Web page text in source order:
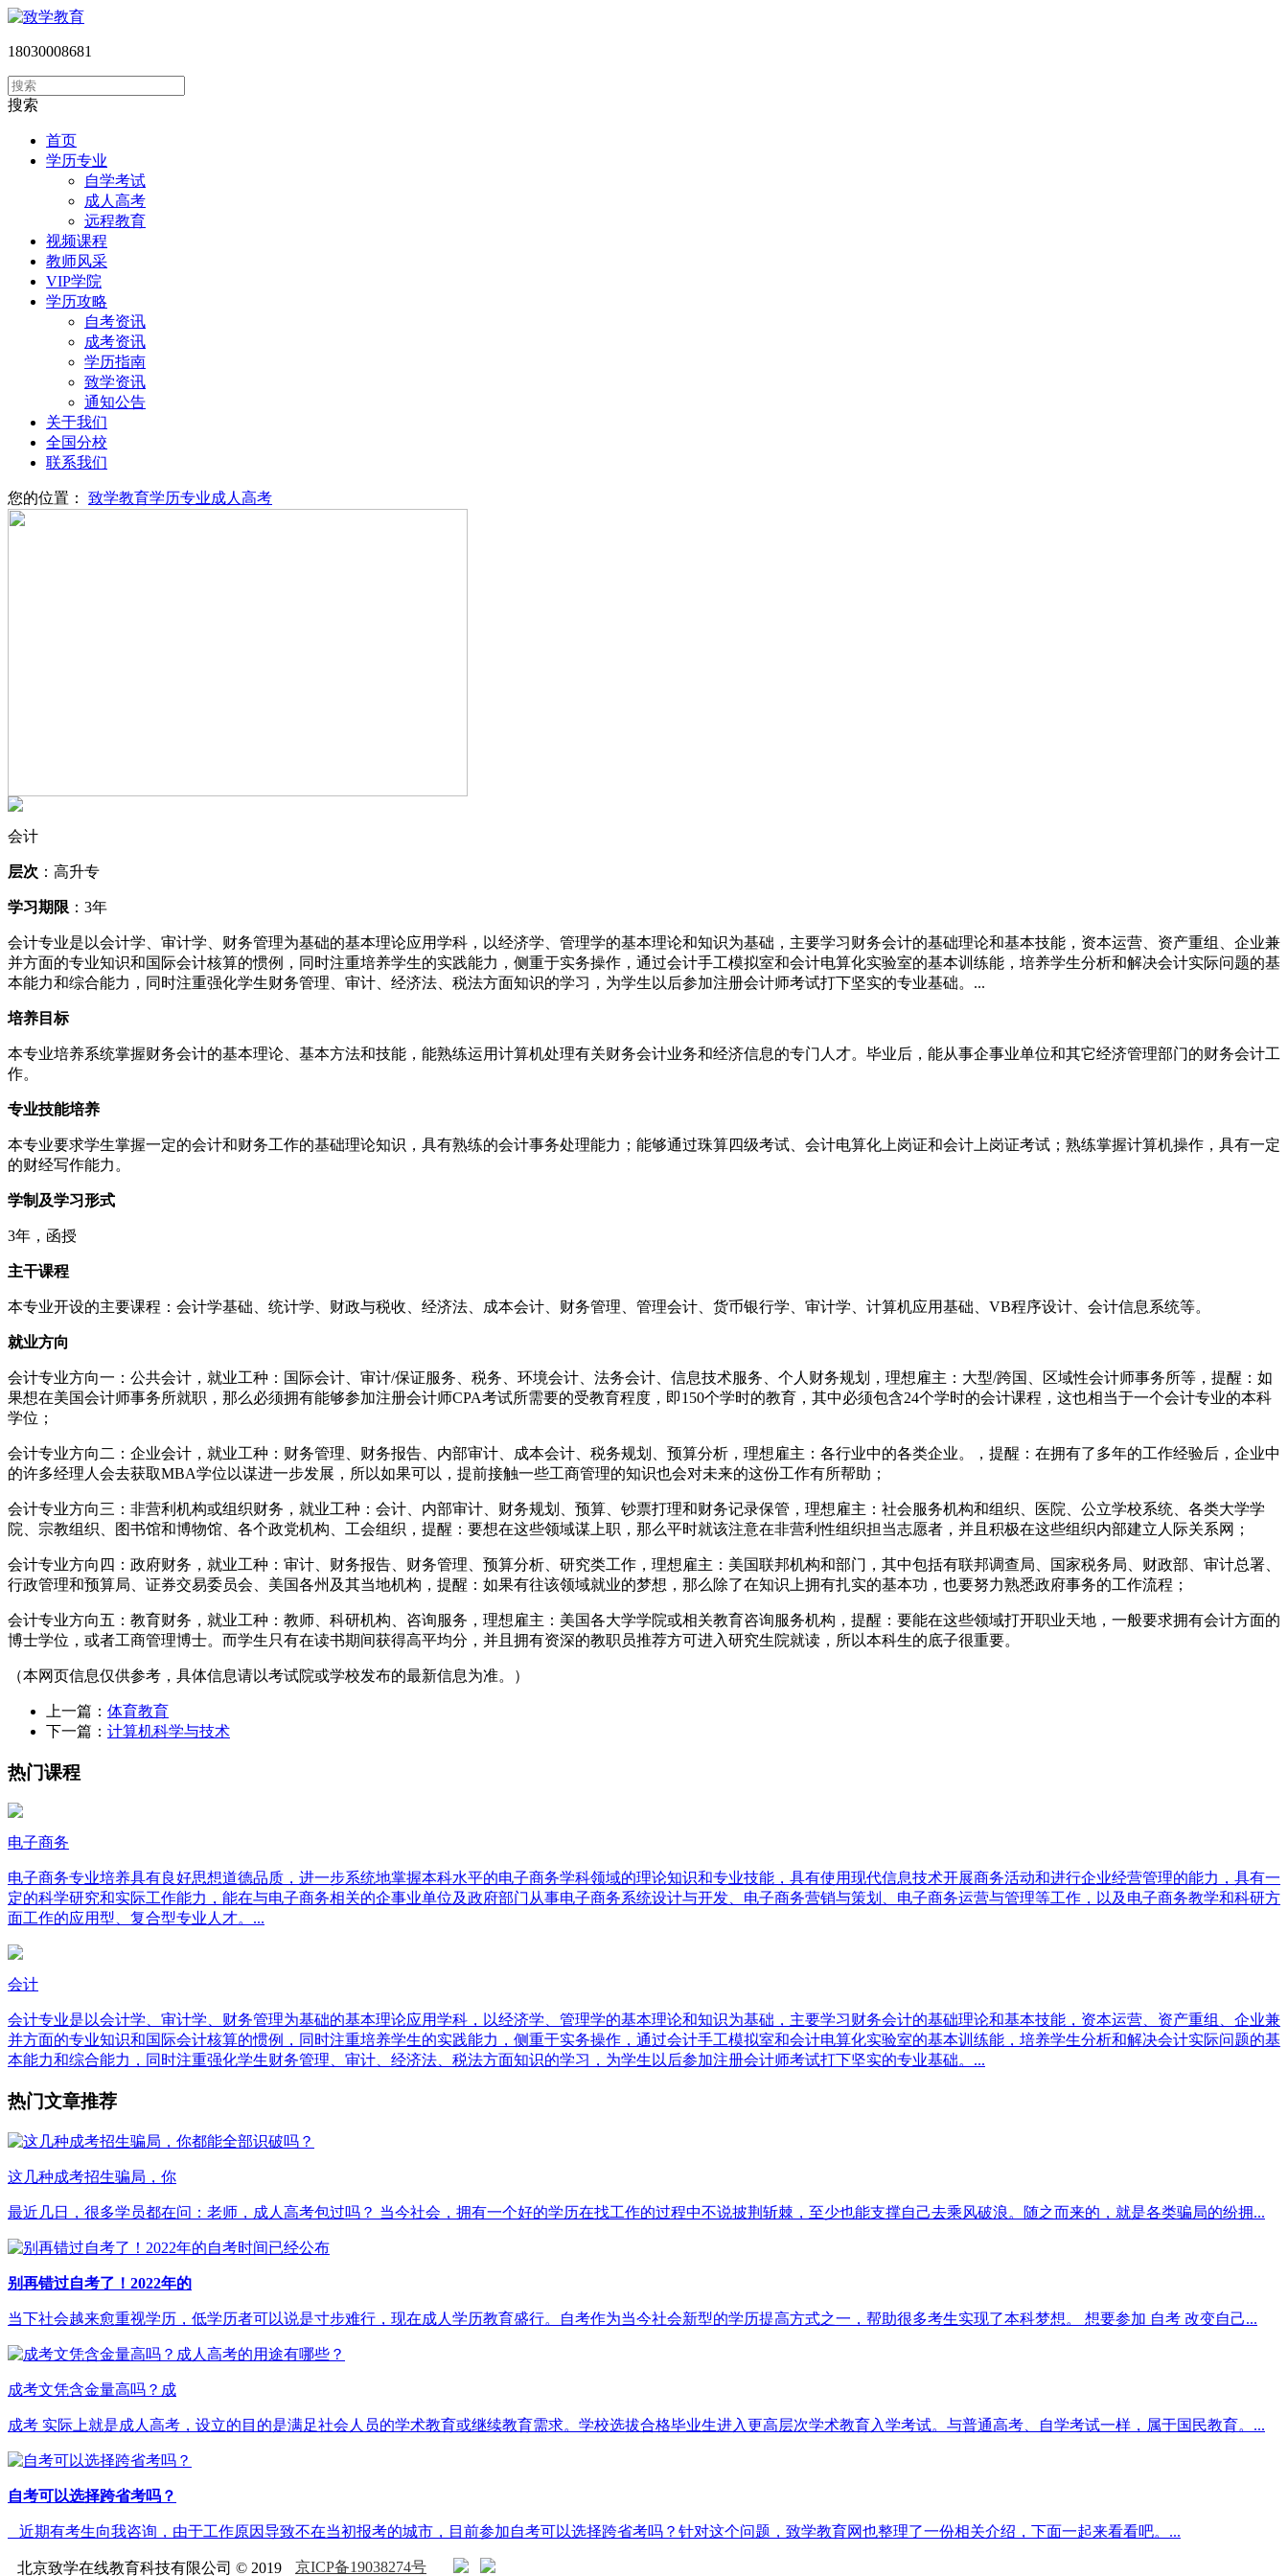
18030008681
搜索
首页
学历专业
自学考试
成人高考
远程教育
视频课程
教师风采
VIP学院
学历攻略
自考资讯
成考资讯
学历指南
致学资讯
通知公告
关于我们
全国分校
联系我们
您的位置： 致学教育学历专业成人高考
会计
层次 ：高升专
学习期限 ：3年
会计专业是以会计学、审计学、财务管理为基础的基本理论应用学科，以经济学、管理学的基本理论和知识为基础，主要学习财务会计的基础理论和基本技能，资本运营、资产重组、企业兼
并方面的专业知识和国际会计核算的惯例，同时注重培养学生的实践能力，侧重于实务操作，通过会计手工模拟室和会计电算化实验室的基本训练能，培养学生分析和解决会计实际问题的基
本能力和综合能力，同时注重强化学生财务管理、审计、经济法、税法方面知识的学习，为学生以后参加注册会计师考试打下坚实的专业基础。...
培养目标
本专业培养系统掌握财务会计的基本理论、基本方法和技能，能熟练运用计算机处理有关财务会计业务和经济信息的专门人才。毕业后，能从事企事业单位和其它经济管理部门的财务会计工
作。
专业技能培养
本专业要求学生掌握一定的会计和财务工作的基础理论知识，具有熟练的会计事务处理能力；能够通过珠算四级考试、会计电算化上岗证和会计上岗证考试；熟练掌握计算机操作，具有一定
的财经写作能力。
学制及学习形式
3年，函授
主干课程
本专业开设的主要课程：会计学基础、统计学、财政与税收、经济法、成本会计、财务管理、管理会计、货币银行学、审计学、计算机应用基础、VB程序设计、会计信息系统等。
就业方向
会计专业方向一：公共会计，就业工种：国际会计、审计/保证服务、税务、环境会计、法务会计、信息技术服务、个人财务规划，理想雇主：大型/跨国、区域性会计师事务所等，提醒：如
果想在美国会计师事务所就职，那么必须拥有能够参加注册会计师CPA考试所需要的受教育程度，即150个学时的教育，其中必须包含24个学时的会计课程，这也相当于一个会计专业的本科
学位；
会计专业方向二：企业会计，就业工种：财务管理、财务报告、内部审计、成本会计、税务规划、预算分析，理想雇主：各行业中的各类企业。，提醒：在拥有了多年的工作经验后，企业中
的许多经理人会去获取MBA学位以谋进一步发展，所以如果可以，提前接触一些工商管理的知识也会对未来的这份工作有所帮助；
会计专业方向三：非营利机构或组织财务，就业工种：会计、内部审计、财务规划、预算、钞票打理和财务记录保管，理想雇主：社会服务机构和组织、医院、公立学校系统、各类大学学
院、宗教组织、图书馆和博物馆、各个政党机构、工会组织，提醒：要想在这些领域谋上职，那么平时就该注意在非营利性组织担当志愿者，并且积极在这些组织内部建立人际关系网；
会计专业方向四：政府财务，就业工种：审计、财务报告、财务管理、预算分析、研究类工作，理想雇主：美国联邦机构和部门，其中包括有联邦调查局、国家税务局、财政部、审计总署、
行政管理和预算局、证券交易委员会、美国各州及其当地机构，提醒：如果有往该领域就业的梦想，那么除了在知识上拥有扎实的基本功，也要努力熟悉政府事务的工作流程；
会计专业方向五：教育财务，就业工种：教师、科研机构、咨询服务，理想雇主：美国各大学学院或相关教育咨询服务机构，提醒：要能在这些领域打开职业天地，一般要求拥有会计方面的
博士学位，或者工商管理博士。而学生只有在读书期间获得高平均分，并且拥有资深的教职员推荐方可进入研究生院就读，所以本科生的底子很重要。
（本网页信息仅供参考，具体信息请以考试院或学校发布的最新信息为准。）
上一篇： 体育教育
下一篇： 计算机科学与技术
热门课程
电子商务
电子商务专业培养具有良好思想道德品质，进一步系统地掌握本科水平的电子商务学科领域的理论知识和专业技能，具有使用现代信息技术开展商务活动和进行企业经营管理的能力，具有一
定的科学研究和实际工作能力，能在与电子商务相关的企事业单位及政府部门从事电子商务系统设计与开发、电子商务营销与策划、电子商务运营与管理等工作，以及电子商务教学和科研方
面工作的应用型、复合型专业人才。...
会计
会计专业是以会计学、审计学、财务管理为基础的基本理论应用学科，以经济学、管理学的基本理论和知识为基础，主要学习财务会计的基础理论和基本技能，资本运营、资产重组、企业兼
并方面的专业知识和国际会计核算的惯例，同时注重培养学生的实践能力，侧重于实务操作，通过会计手工模拟室和会计电算化实验室的基本训练能，培养学生分析和解决会计实际问题的基
本能力和综合能力，同时注重强化学生财务管理、审计、经济法、税法方面知识的学习，为学生以后参加注册会计师考试打下坚实的专业基础。...
热门文章推荐
这几种成考招生骗局，你
最近几日，很多学员都在问：老师，成人高考包过吗？ 当今社会，拥有一个好的学历在找工作的过程中不说披荆斩棘，至少也能支撑自己去乘风破浪。随之而来的，就是各类骗局的纷拥...
别再错过自考了！2022年的
当下社会越来愈重视学历，低学历者可以说是寸步难行，现在成人学历教育盛行。自考作为当今社会新型的学历提高方式之一，帮助很多考生实现了本科梦想。 想要参加 自考 改变自己...
成考文凭含金量高吗？成
成考 实际上就是成人高考，设立的目的是满足社会人员的学术教育或继续教育需求。学校选拔合格毕业生进入更高层次学术教育入学考试。与普通高考、自学考试一样，属于国民教育。...
自考可以选择跨省考吗？
近期有考生向我咨询，由于工作原因导致不在当初报考的城市，目前参加自考可以选择跨省考吗？针对这个问题，致学教育网也整理了一份相关介绍，下面一起来看看吧。...
北京致学在线教育科技有限公司 © 2019 京ICP备19038274号